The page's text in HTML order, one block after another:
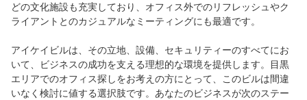
どの文化施設も充実しており、オフィス外でのリフレッシュやク
ライアントとのカジュアルなミーティングにも最適です。
アイケイビルは、その立地、設備、セキュリティーのすべてにお
いて、ビジネスの成功を支える理想的な環境を提供します。目黒
エリアでのオフィス探しをお考えの方にとって、このビルは間違
いなく検討に値する選択肢です。あなたのビジネスが次のステー